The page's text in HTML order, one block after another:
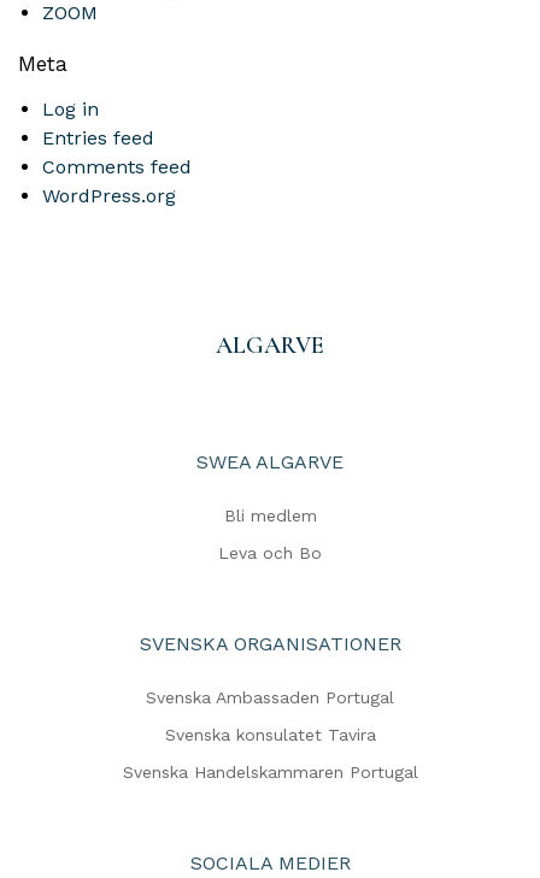
ZOOM
Meta
Log in
Entries feed
Comments feed
WordPress.org
ALGARVE
SWEA ALGARVE
Bli medlem
Leva och Bo
SVENSKA ORGANISATIONER
Svenska Ambassaden Portugal
Svenska konsulatet Tavira
Svenska Handelskammaren Portugal
SOCIALA MEDIER